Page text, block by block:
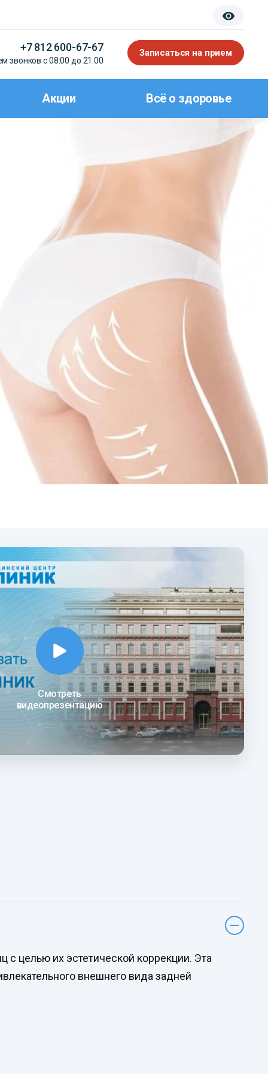
+7 812 600-67-67
звонков с 08:00 до 21:00
Записаться на прием
Акции Всё о здоровье
Смотреть
видеопрезентацию
с целью их эстетической коррекции. Эта
внешнего вида задней